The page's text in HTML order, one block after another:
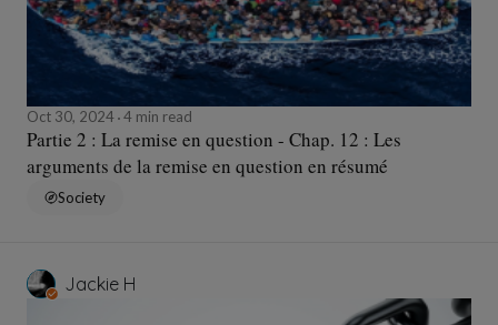
Oct 30, 2024 4 min read
Partie 2 : La remise en question - Chap. 12 : Les
arguments de la remise en question en résumé
Society
Jackie H